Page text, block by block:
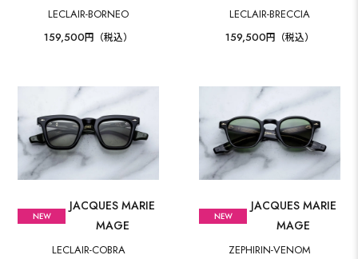
LECLAIR-BORNEO
159,500円（税込）
LECLAIR-BRECCIA
159,500円（税込）
JACQUES MARIE
MAGE
LECLAIR-COBRA
JACQUES MARIE
MAGE
ZEPHIRIN-VENOM